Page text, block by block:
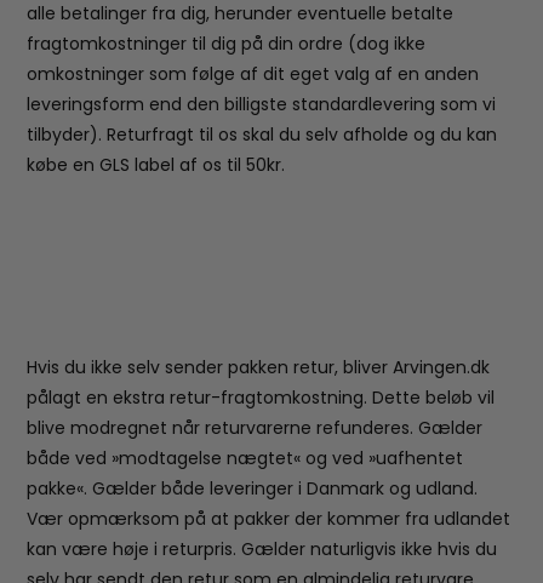
alle betalinger fra dig, herunder eventuelle betalte
fragtomkostninger til dig på din ordre (dog ikke
omkostninger som følge af dit eget valg af en anden
leveringsform end den billigste standardlevering som vi
tilbyder). Returfragt til os skal du selv afholde og du kan
købe en GLS label af os til 50kr.
Hvis du ikke selv sender pakken retur, bliver Arvingen.dk
pålagt en ekstra retur-fragtomkostning. Dette beløb vil
blive modregnet når returvarerne refunderes. Gælder
både ved »modtagelse nægtet« og ved »uafhentet
pakke«. Gælder både leveringer i Danmark og udland.
Vær opmærksom på at pakker der kommer fra udlandet
kan være høje i returpris. Gælder naturligvis ikke hvis du